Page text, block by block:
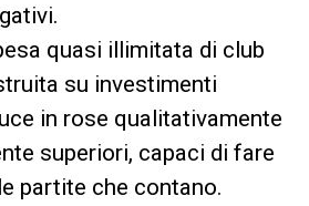
quasi illimitata di club
su investimenti
in rose qualitativamente
superiori, capaci di fare
partite che contano.